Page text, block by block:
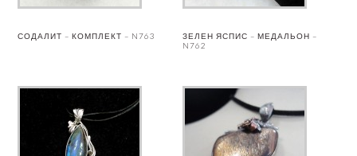
СОДАЛИТ – КОМПЛЕКТ – N763
ЗЕЛЕН ЯСПИС – МЕДАЛЬОН –
N762